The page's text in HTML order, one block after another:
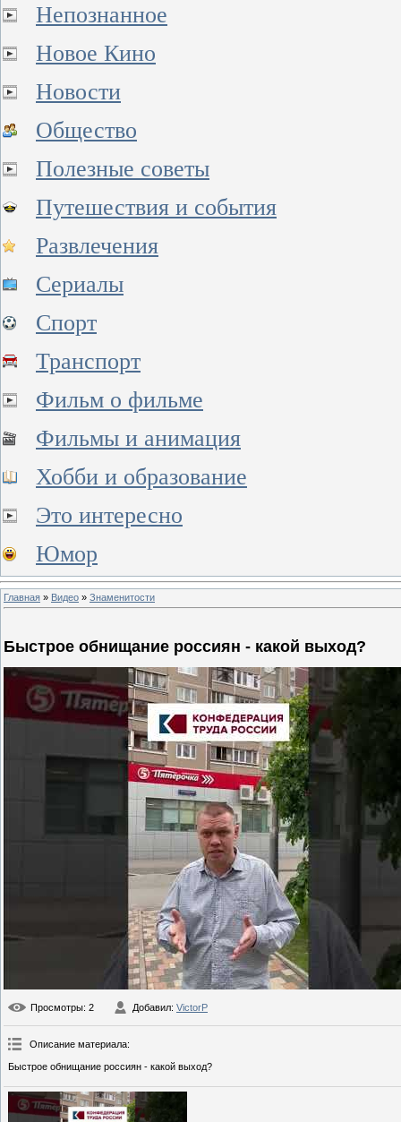
Непознанное
Новое Кино
Новости
Общество
Полезные советы
Путешествия и события
Развлечения
Сериалы
Спорт
Транспорт
Фильм о фильме
Фильмы и анимация
Хобби и образование
Это интересно
Юмор
Главная » Видео » Знаменитости
Быстрое обнищание россиян - какой выход?
Просмотры: 2 Добавил: VictorP
Описание материала:
Быстрое обнищание россиян - какой выход?